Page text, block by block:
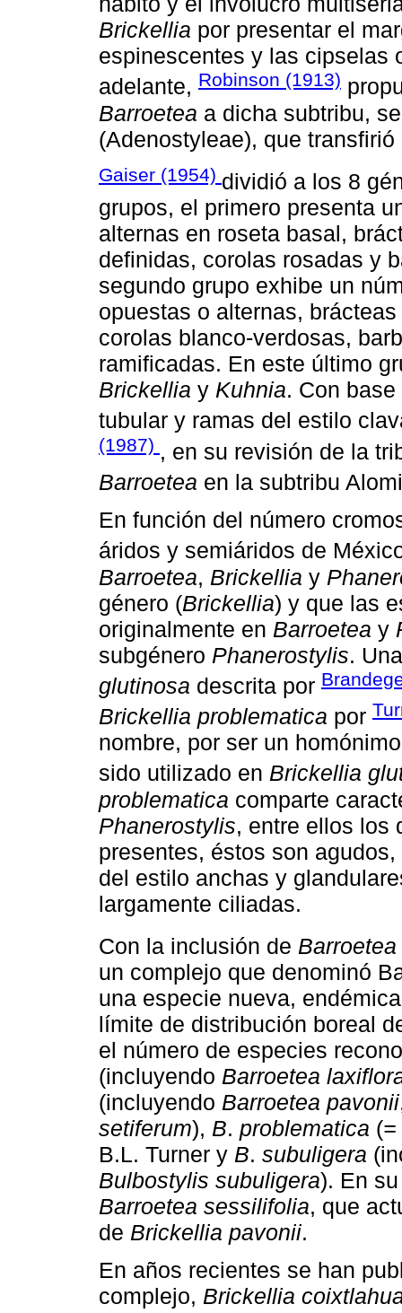
Brickellia por presentar el
espinescentes y las cipselas
adelante, Robinson (1913)
Barroetea a dicha subtribu,
(Adenostyleae), que
Gaiser (1954) dividió a los 8
grupos, el primero presenta
alternas en roseta basal,
definidas, corolas rosadas y
segundo grupo exhibe un
opuestas o alternas,
corolas blanco-verdosas,
ramificadas. En este último
Brickellia y Kuhnia. Con
tubular y ramas del estilo
(1987) , en su revisión de la
Barroetea en la subtribu
En función del número
áridos y semiáridos de
Barroetea, Brickellia y
género (Brickellia) y que las
originalmente en Barroetea y
subgénero Phanerostylis.
glutinosa descrita por
Brickellia problematica por
nombre, por ser un
sido utilizado en Brickellia
problematica comparte
Phanerostylis, entre ellos los
presentes, éstos son
del estilo anchas y
largamente ciliadas.
Con la inclusión de Barroetea
un complejo que denominó
una especie nueva,
límite de distribución boreal
el número de especies
(incluyendo Barroetea
(incluyendo Barroetea pavonii
setiferum), B. problematica (=
B.L. Turner y B. subuligera
Bulbostylis subuligera). En
Barroetea sessilifolia, que
de Brickellia pavonii.
En años recientes se han
complejo, Brickellia